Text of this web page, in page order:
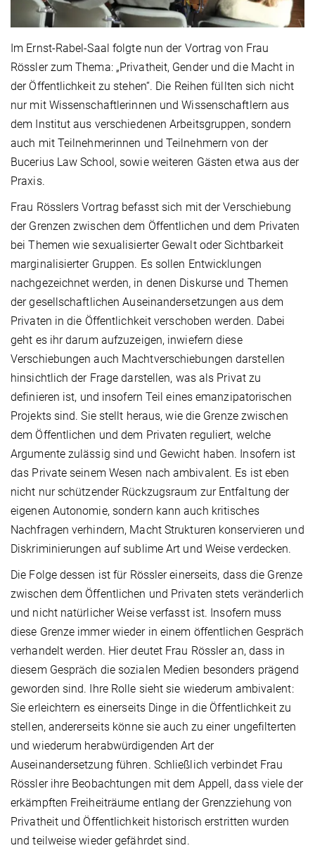
Im Ernst-Rabel-Saal folgte nun der Vortrag von Frau
Rössler zum Thema: „Privatheit, Gender und die Macht in
der Öffentlichkeit zu stehen“. Die Reihen füllten sich nicht
nur mit Wissenschaftlerinnen und Wissenschaftlern aus
dem Institut aus verschiedenen Arbeitsgruppen, sondern
auch mit Teilnehmerinnen und Teilnehmern von der
Bucerius Law School, sowie weiteren Gästen etwa aus der
Praxis.
Frau Rösslers Vortrag befasst sich mit der Verschiebung
der Grenzen zwischen dem Öffentlichen und dem Privaten
bei Themen wie sexualisierter Gewalt oder Sichtbarkeit
marginalisierter Gruppen. Es sollen Entwicklungen
nachgezeichnet werden, in denen Diskurse und Themen
der gesellschaftlichen Auseinandersetzungen aus dem
Privaten in die Öffentlichkeit verschoben werden. Dabei
geht es ihr darum aufzuzeigen, inwiefern diese
Verschiebungen auch Machtverschiebungen darstellen
hinsichtlich der Frage darstellen, was als Privat zu
definieren ist, und insofern Teil eines emanzipatorischen
Projekts sind. Sie stellt heraus, wie die Grenze zwischen
dem Öffentlichen und dem Privaten reguliert, welche
Argumente zulässig sind und Gewicht haben. Insofern ist
das Private seinem Wesen nach ambivalent. Es ist eben
nicht nur schützender Rückzugsraum zur Entfaltung der
eigenen Autonomie, sondern kann auch kritisches
Nachfragen verhindern, Macht Strukturen konservieren und
Diskriminierungen auf sublime Art und Weise verdecken.
Die Folge dessen ist für Rössler einerseits, dass die Grenze
zwischen dem Öffentlichen und Privaten stets veränderlich
und nicht natürlicher Weise verfasst ist. Insofern muss
diese Grenze immer wieder in einem öffentlichen Gespräch
verhandelt werden. Hier deutet Frau Rössler an, dass in
diesem Gespräch die sozialen Medien besonders prägend
geworden sind. Ihre Rolle sieht sie wiederum ambivalent:
Sie erleichtern es einerseits Dinge in die Öffentlichkeit zu
stellen, andererseits könne sie auch zu einer ungefilterten
und wiederum herabwürdigenden Art der
Auseinandersetzung führen. Schließlich verbindet Frau
Rössler ihre Beobachtungen mit dem Appell, dass viele der
erkämpften Freiheiträume entlang der Grenzziehung von
Privatheit und Öffentlichkeit historisch erstritten wurden
und teilweise wieder gefährdet sind.